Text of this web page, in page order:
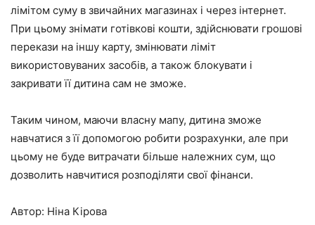
лімітом суму в звичайних магазинах і через інтернет.
При цьому знімати готівкові кошти, здійснювати грошові
перекази на іншу карту, змінювати ліміт
використовуваних засобів, а також блокувати і
закривати її дитина сам не зможе.
Таким чином, маючи власну мапу, дитина зможе
навчатися з її допомогою робити розрахунки, але при
цьому не буде витрачати більше належних сум, що
дозволить навчитися розподіляти свої фінанси.
Автор: Ніна Кірова